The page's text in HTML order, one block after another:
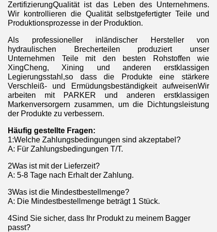
ZertifizierungQualität ist das Leben des Unternehmens.
Wir kontrollieren die Qualität selbstgefertigter Teile und
Produktionsprozesse in der Produktion.
Als professioneller inländischer Hersteller von
hydraulischen Brecherteilen produziert unser
Unternehmen Teile mit den besten Rohstoffen wie
XingCheng, Xining und anderen erstklassigen
Legierungsstahl,so dass die Produkte eine stärkere
Verschleiß- und Ermüdungsbeständigkeit aufweisenWir
arbeiten mit PARKER und anderen erstklassigen
Markenversorgern zusammen, um die Dichtungsleistung
der Produkte zu verbessern.
Häufig gestellte Fragen:
1:Welche Zahlungsbedingungen sind akzeptabel?
A: Für Zahlungsbedingungen T/T.
2Was ist mit der Lieferzeit?
A: 5-8 Tage nach Erhalt der Zahlung.
3Was ist die Mindestbestellmenge?
A: Die Mindestbestellmenge beträgt 1 Stück.
4Sind Sie sicher, dass Ihr Produkt zu meinem Bagger
passt?